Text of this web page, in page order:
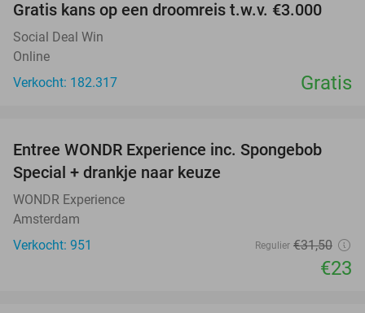
Gratis kans op een droomreis t.w.v. €3.000
Social Deal Win
Online
Verkocht: 182.317
Gratis
27%
Entree WONDR Experience inc. Spongebob
Special + drankje naar keuze
WONDR Experience
Amsterdam
Verkocht: 951
Regulier €31,50
€23